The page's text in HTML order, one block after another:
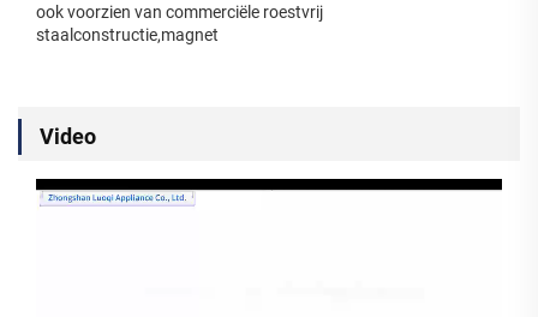
ook voorzien van commerciële roestvrij
staalconstructie,magnet
Video